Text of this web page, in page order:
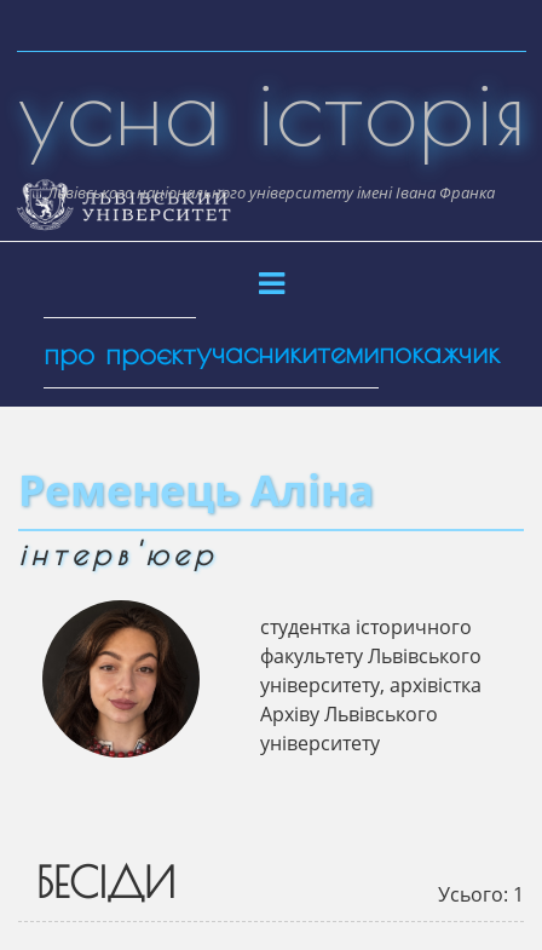
усна історія
Львівського національного університету імені Івана Франка
про проєктучасникитемипокажчик
Ременець Аліна
інтерв'юер
студентка історичного
факультету Львівського
університету, архівістка
Архіву Львівського
університету
БЕСІДИ Усього: 1